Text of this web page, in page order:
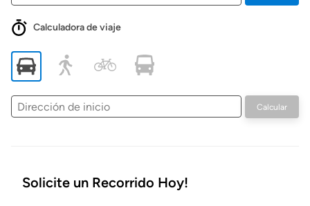
Calculadora de viaje
Dirección
de
Calcular
Solicite un Recorrido Hoy!